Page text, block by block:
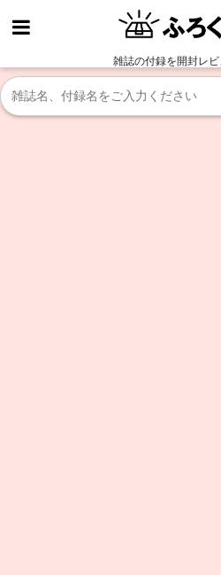
雑誌の付録を開封レ